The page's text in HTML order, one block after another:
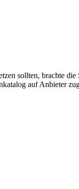
sollten, brachte
auf Anbieter